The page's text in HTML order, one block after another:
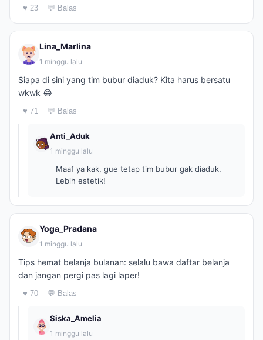
♥ 23 💬 Balas
Lina_Marlina
1 minggu lalu
Siapa di sini yang tim bubur diaduk? Kita harus bersatu
wkwk 😂
♥ 71 💬 Balas
Anti_Aduk
1 minggu lalu
Maaf ya kak, gue tetap tim bubur gak diaduk.
Lebih estetik!
Yoga_Pradana
1 minggu lalu
Tips hemat belanja bulanan: selalu bawa daftar belanja
dan jangan pergi pas lagi laper!
♥ 70 💬 Balas
Siska_Amelia
1 minggu lalu